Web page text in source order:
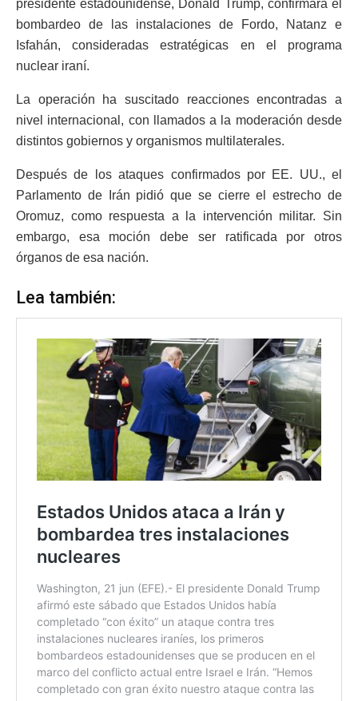
presidente estadounidense, Donald Trump, confirmara el
bombardeo de las instalaciones de Fordo, Natanz e
Isfahán, consideradas estratégicas en el programa
nuclear iraní.
La operación ha suscitado reacciones encontradas a
nivel internacional, con llamados a la moderación desde
distintos gobiernos y organismos multilaterales.
Después de los ataques confirmados por EE. UU., el
Parlamento de Irán pidió que se cierre el estrecho de
Oromuz, como respuesta a la intervención militar. Sin
embargo, esa moción debe ser ratificada por otros
órganos de esa nación.
Lea también: